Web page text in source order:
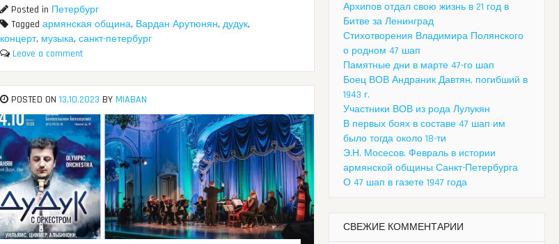
Posted in Петербург
Tagged армянская община, Вардан Арутюнян, дудук,
концерт, музыка, санкт-петербург
Leave a comment
POSTED ON 13.10.2023 BY MIABAN
Архипов отдал свою жизнь в 21 год в
Битве за Ленинград
Стихотворения Владимира Полянского
о родном 47 шап
Памятные дни в марте 47-го шап
Боец ВОВ Андраник Давтян, погибший в
1943 г.
Участники ВОВ из рода Лулукян
В первых боях в составе 47 шап им
было тогда около 18-ти
Э.Н. Мосесов. Февраль в истории
армянской общины Санкт-Петербурга
О 47 шап в газете 1947 года
СВЕЖИЕ КОММЕНТАРИИ